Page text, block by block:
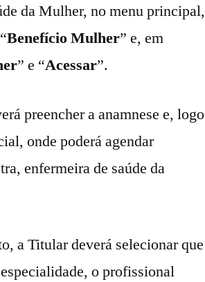
da Mulher, no menu principal,
Benefício Mulher” e, em
” e “Acessar”.
preencher a anamnese e, logo
onde poderá agendar
enfermeira de saúde da
a Titular deverá selecionar que
o profissional